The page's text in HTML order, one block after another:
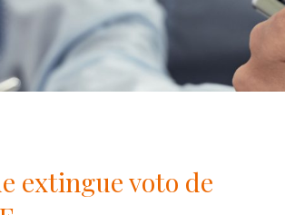
extingue voto de